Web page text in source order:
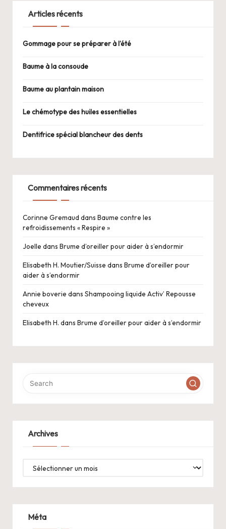
Articles récents
Gommage pour se préparer à l’été
Baume à la consoude
Baume au plantain maison
Le chémotype des huiles essentielles
Dentifrice spécial blancheur des dents
Commentaires récents
Corinne Gremaud dans Baume contre les
refroidissements « Respire »
Joelle dans Brume d’oreiller pour aider à s’endormir
Elisabeth H. Moutier/Suisse dans Brume d’oreiller pour
aider à s’endormir
Annie boverie dans Shampooing liquide Activ’ Repousse
cheveux
Elisabeth H. dans Brume d’oreiller pour aider à s’endormir
Archives
Archives
Méta